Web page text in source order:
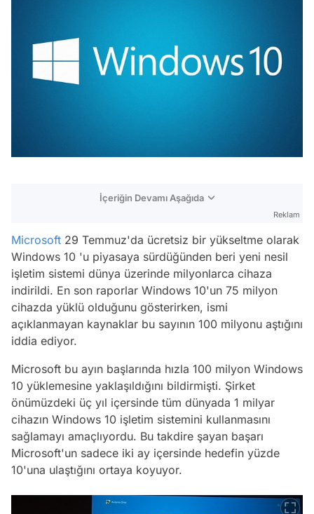
İçeriğin Devamı Aşağıda
Reklam
Microsoft 29 Temmuz'da ücretsiz bir yükseltme olarak
Windows 10 'u piyasaya sürdüğünden beri yeni nesil
işletim sistemi dünya üzerinde milyonlarca cihaza
indirildi. En son raporlar Windows 10'un 75 milyon
cihazda yüklü olduğunu gösterirken, ismi
açıklanmayan kaynaklar bu sayının 100 milyonu aştığını
iddia ediyor.
Microsoft bu ayın başlarında hızla 100 milyon Windows
10 yüklemesine yaklaşıldığını bildirmişti. Şirket
önümüzdeki üç yıl içersinde tüm dünyada 1 milyar
cihazın Windows 10 işletim sistemini kullanmasını
sağlamayı amaçlıyordu. Bu takdire şayan başarı
Microsoft'un sadece iki ay içersinde hedefin yüzde
10'una ulaştığını ortaya koyuyor.